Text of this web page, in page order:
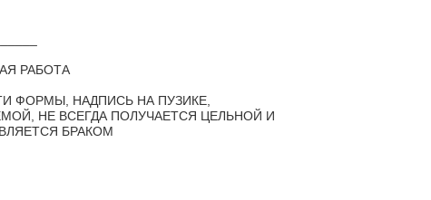
РАБОТА
ФОРМЫ, НАДПИСЬ НА ПУЗИКЕ,
НЕ ВСЕГДА ПОЛУЧАЕТСЯ ЦЕЛЬНОЙ И
БРАКОМ